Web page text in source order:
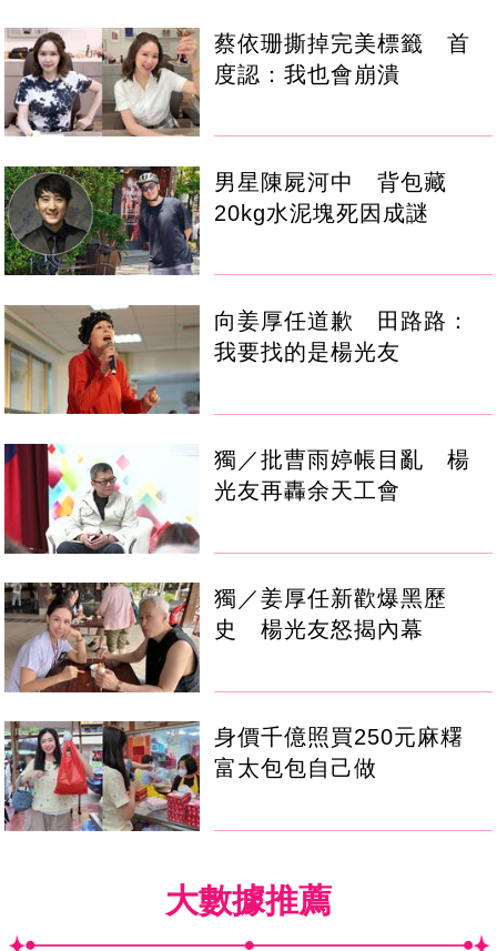
蔡依珊撕掉完美標籤 首
度認：我也會崩潰
男星陳屍河中 背包藏
20kg水泥塊死因成謎
向姜厚任道歉 田路路：
我要找的是楊光友
獨／批曹雨婷帳目亂 楊
光友再轟余天工會
獨／姜厚任新歡爆黑歷
史 楊光友怒揭內幕
身價千億照買250元麻糬
富太包包自己做
大數據推薦